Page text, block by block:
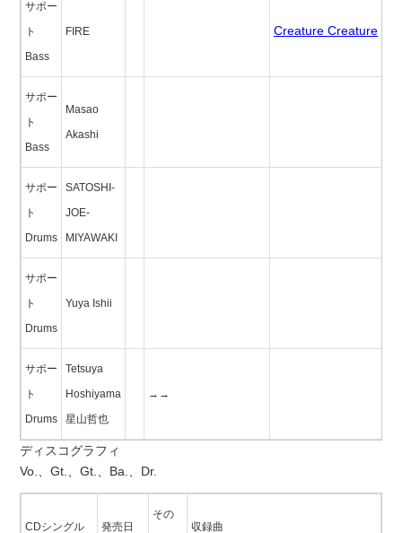
サポー
ト
Bass
FIRE Creature Creature
サポー
ト
Bass
Masao
Akashi
サポー
ト
Drums
SATOSHI-
JOE-
MIYAWAKI
サポー
ト
Drums
Yuya Ishii
サポー
ト
Drums
Tetsuya
Hoshiyama
星山哲也
→→
ディスコグラフィ
Vo.、Gt.、Gt.、Ba.、Dr.
CDシングル 発売日
その
収録曲